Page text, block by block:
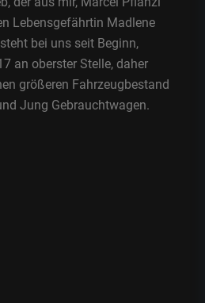
Lebensgefährtin Madlene
bei uns seit Beginn,
an oberster Stelle, daher
größeren Fahrzeugbestand
Jung Gebrauchtwagen.